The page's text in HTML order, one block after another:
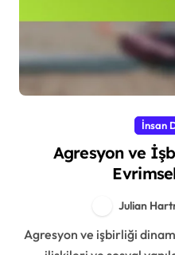
İnsan
Agresyon ve
Julian
Agresyon ve işbirliği dinamiklerini anlamak, kişilerarası